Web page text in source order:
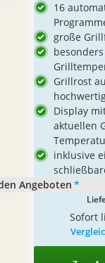
16
große
Grillrost
Display
aktuellen
inklusive
Angeboten *
Sofort